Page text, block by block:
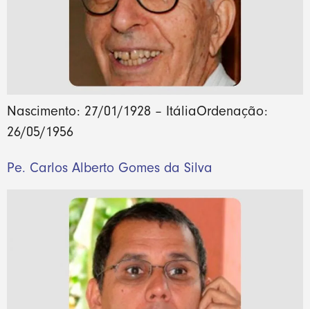
Nascimento: 27/01/1928 – ItáliaOrdenação:
26/05/1956
Pe. Carlos Alberto Gomes da Silva